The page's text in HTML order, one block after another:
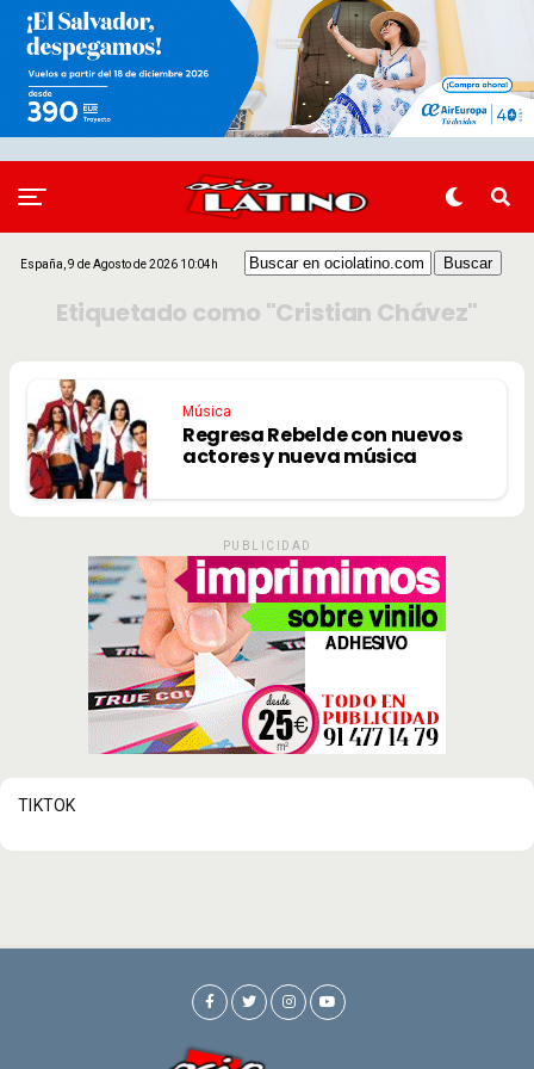
España, 9 de Agosto de 2026 10:04h
Etiquetado como "Cristian Chávez"
Música
Regresa Rebelde con nuevos
actores y nueva música
PUBLICIDAD
TIKTOK